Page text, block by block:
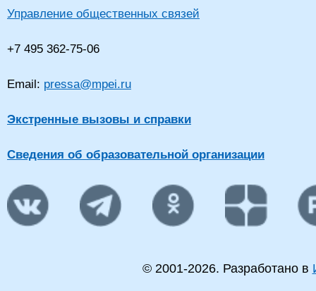
Управление общественных связей
+7 495 362-75-06
Email: pressa@mpei.ru
Экстренные вызовы и справки
Сведения об образовательной организации
© 2001-2026. Разработано в